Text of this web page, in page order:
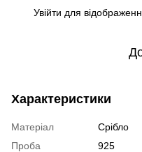
Увійти для
Характеристики
Матеріал
Срібло
Проба
925